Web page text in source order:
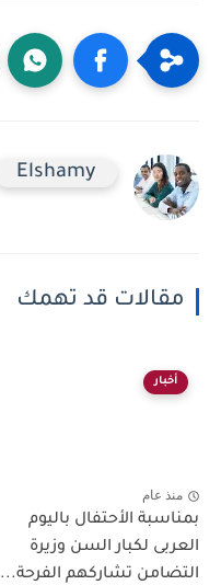
Elshamy
مقالات قد تهمك
أخبار
منذ عام
بمناسبة الأحتفال باليوم
العربى لكبار السن وزيرة
التضامن تشاركهم الفرحة...